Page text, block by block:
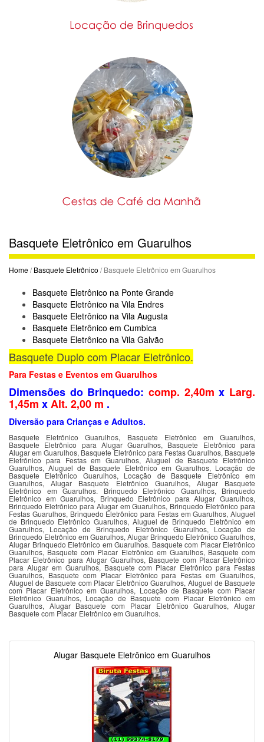
Basquete Eletrônico em Guarulhos
Home/Basquete Eletrônico / Basquete Eletrônico em Guarulhos
Basquete Eletrônico na Ponte Grande
Basquete Eletrônico na Vila Endres
Basquete Eletrônico na Vila Augusta
Basquete Eletrônico em Cumbica
Basquete Eletrônico na Vila Galvão
Basquete Duplo com Placar Eletrônico.
Para Festas e Eventos em Guarulhos
Dimensões do Brinquedo: comp. 2,40m x Larg.
1,45m xAlt. 2,00 m .
Diversão para Crianças e Adultos.
Basquete Eletrônico Guarulhos, Basquete Eletrônico em Guarulhos,
Basquete Eletrônico para Alugar Guarulhos, Basquete Eletrônico para
Alugar em Guarulhos, Basquete Eletrônico para Festas Guarulhos, Basquete
Eletrônico para Festas em Guarulhos, Aluguel de Basquete Eletrônico
Guarulhos, Aluguel de Basquete Eletrônico em Guarulhos, Locação de
Basquete Eletrônico Guarulhos, Locação de Basquete Eletrônico em
Guarulhos, Alugar Basquete Eletrônico Guarulhos, Alugar Basquete
Eletrônico em Guarulhos. Brinquedo Eletrônico Guarulhos, Brinquedo
Eletrônico em Guarulhos, Brinquedo Eletrônico para Alugar Guarulhos,
Brinquedo Eletrônico para Alugar em Guarulhos, Brinquedo Eletrônico para
Festas Guarulhos, Brinquedo Eletrônico para Festas em Guarulhos, Aluguel
de Brinquedo Eletrônico Guarulhos, Aluguel de Brinquedo Eletrônico em
Guarulhos, Locação de Brinquedo Eletrônico Guarulhos, Locação de
Brinquedo Eletrônico em Guarulhos, Alugar Brinquedo Eletrônico Guarulhos,
Alugar Brinquedo Eletrônico em Guarulhos. Basquete com Placar Eletrônico
Guarulhos, Basquete com Placar Eletrônico em Guarulhos, Basquete com
Placar Eletrônico para Alugar Guarulhos, Basquete com Placar Eletrônico
para Alugar em Guarulhos, Basquete com Placar Eletrônico para Festas
Guarulhos, Basquete com Placar Eletrônico para Festas em Guarulhos,
Aluguel de Basquete com Placar Eletrônico Guarulhos, Aluguel de Basquete
com Placar Eletrônico em Guarulhos, Locação de Basquete com Placar
Eletrônico Guarulhos, Locação de Basquete com Placar Eletrônico em
Guarulhos, Alugar Basquete com Placar Eletrônico Guarulhos, Alugar
Basquete com Placar Eletrônico em Guarulhos.
Alugar Basquete Eletrônico em Guarulhos